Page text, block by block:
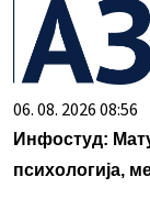
06. 08. 2026 08:56
Инфостуд:
психологија,